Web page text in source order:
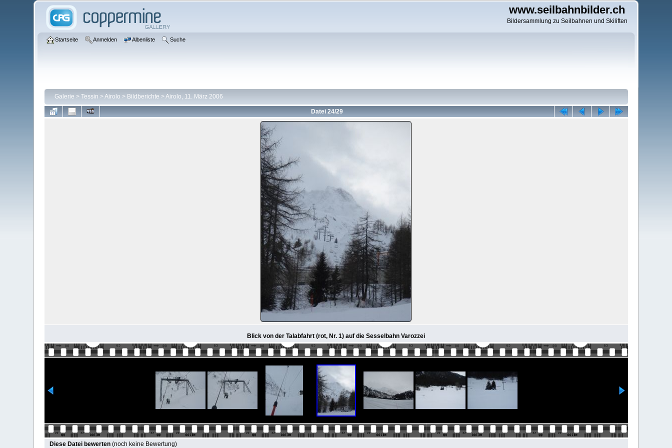
www.seilbahnbilder.ch
Bildersammlung zu Seilbahnen und Skiliften
Startseite Anmelden Albenliste Suche
Galerie > Tessin >Airolo > Bildberichte >Airolo, 11. März 2006
Datei 24/29
Blick von der Talabfahrt (rot, Nr. 1) auf die Sesselbahn Varozzei
Diese Datei bewerten(noch keine Bewertung)